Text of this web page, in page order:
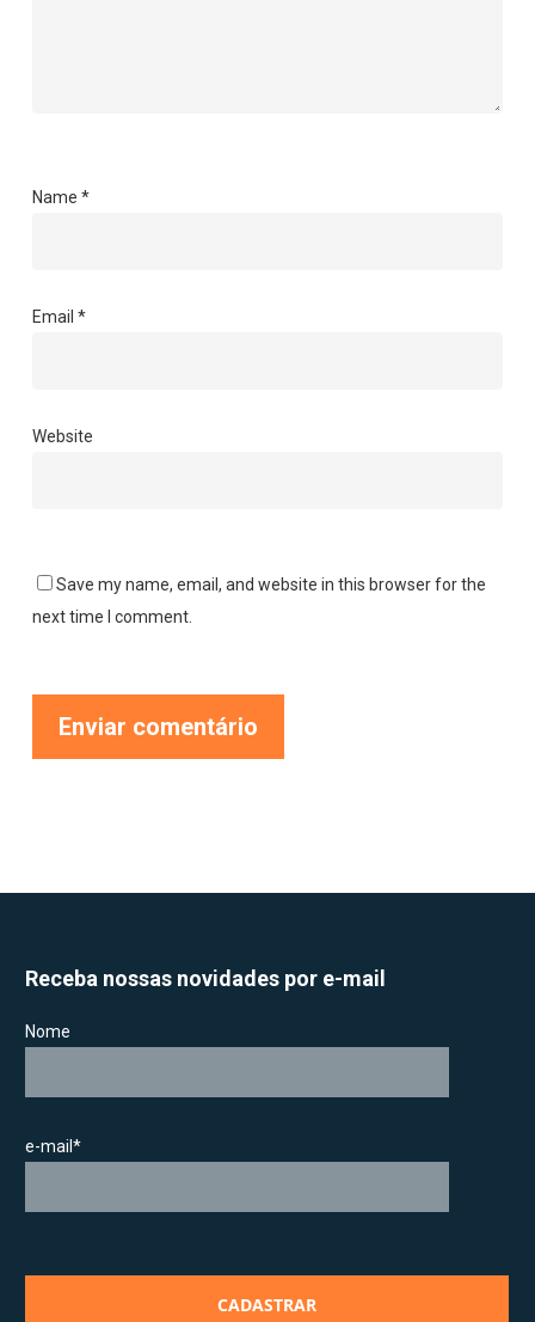
Name *
Email *
Website
Save my name, email, and website in this browser for the
next time I comment.
Receba nossas novidades por e-mail
Nome
e-mail*